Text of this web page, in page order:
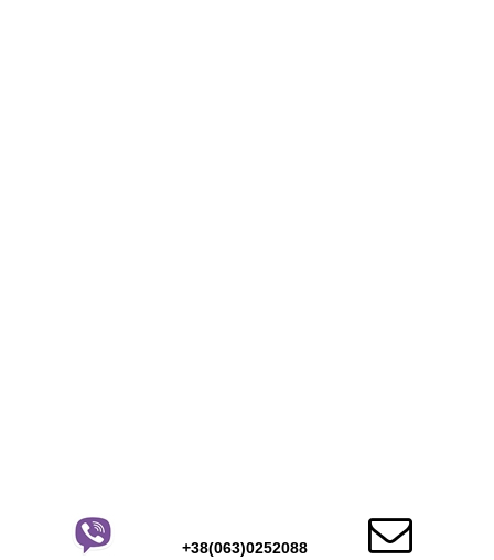

+38(063)0252088